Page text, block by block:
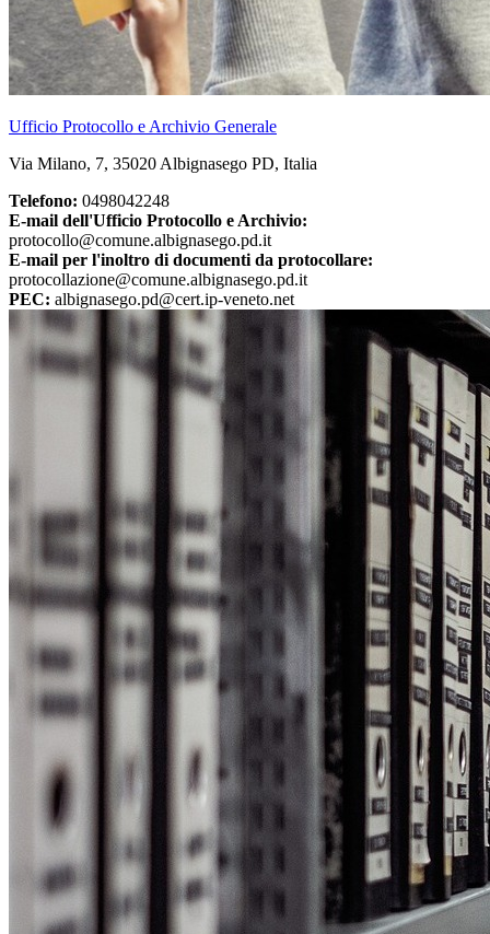
Ufficio Protocollo e Archivio Generale
Via Milano, 7, 35020 Albignasego PD, Italia
Telefono: 0498042248
E-mail dell'Ufficio Protocollo e Archivio:
protocollo@comune.albignasego.pd.it
E-mail per l'inoltro di documenti da protocollare:
protocollazione@comune.albignasego.pd.it
PEC: albignasego.pd@cert.ip-veneto.net